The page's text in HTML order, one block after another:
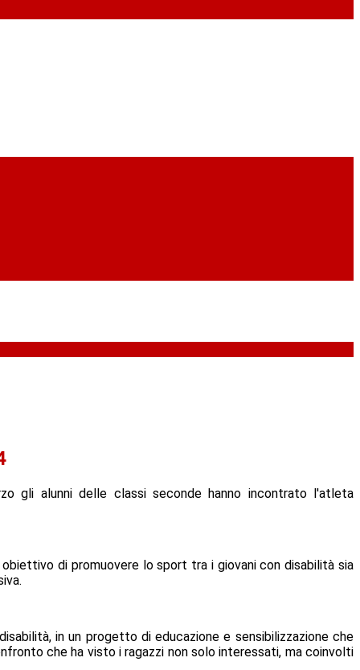
gli alunni delle classi seconde hanno incontrato l'atleta
di promuovere lo sport tra i giovani con disabilità sia
in un progetto di educazione e sensibilizzazione che
che ha visto i ragazzi non solo interessati, ma coinvolti